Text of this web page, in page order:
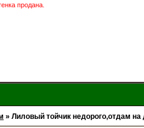
продана.
» Лиловый тойчик недорого,отдам на